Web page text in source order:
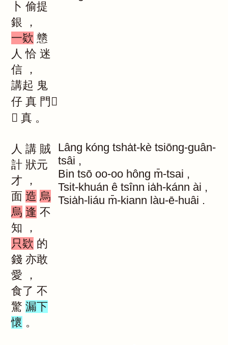
卜 偷提
銀
，
一欵 戆
人 恰 迷
信
，
講起 鬼
仔 真 門
｜ 真 。
人 講 賊
計 狀元
才
，
面 造 烏
烏 逢 不
知
，
只欵 的
錢 亦敢
愛
，
食了 不
驚 漏下
懷 。
Lâng kóng tsha̍t-kè tsiōng-guân-
tsâi ,
Bin tsō oo-oo hông m̄-tsai ,
Tsit-khuán ê tsînn ia̍h-kánn ài ,
Tsia̍h-liáu m̄-kiann làu-ē-huâi .